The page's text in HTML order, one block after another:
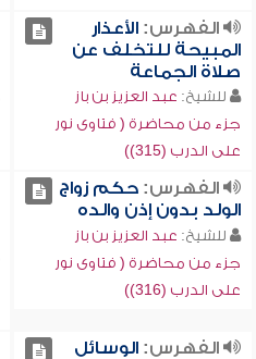
الفهرس:الأعذار
المبيحة للتخلف عن
صلاة الجماعة
للشيخ: عبد العزيز بن باز
جزء من محاضرة ( فتاوى نور
على الدرب (315))
الفهرس:حكم زواج
الولد بدون إذن والده
للشيخ: عبد العزيز بن باز
جزء من محاضرة ( فتاوى نور
على الدرب (316))
الفهرس:الوسائل